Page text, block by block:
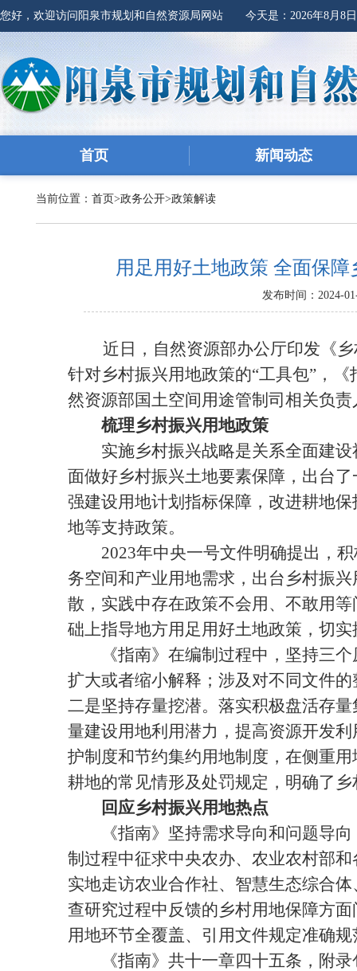
您好，欢迎访问阳泉市规划和自然资源局网站 今天是： 2026年8月8
首页 新闻动态
当前位置： 首页>政务公开>政策解读
用足用好土地政策 全面保
发布时间：2024-
近日，自然资源部办公厅印发《乡
针对乡村振兴用地政策的“工具包”，
然资源部国土空间用途管制司相关负
梳理乡村振兴用地政策
实施乡村振兴战略是关系全面建设
面做好乡村振兴土地要素保障，出台
强建设用地计划指标保障，改进耕地
地等支持政策。
2023年中央一号文件明确提出，积
务空间和产业用地需求，出台乡村振
散，实践中存在政策不会用、不敢用
础上指导地方用足用好土地政策，切
《指南》在编制过程中，坚持三个
扩大或者缩小解释；涉及对不同文件
二是坚持存量挖潜。落实积极盘活存
量建设用地利用潜力，提高资源开发
护制度和节约集约用地制度，在侧重
耕地的常见情形及处罚规定，明确了
回应乡村振兴用地热点
《指南》坚持需求导向和问题导向
制过程中征求中央农办、农业农村部
实地走访农业合作社、智慧生态综合
查研究过程中反馈的乡村用地保障方
用地环节全覆盖、引用文件规定准确规
《指南》共十一章四十五条，附录